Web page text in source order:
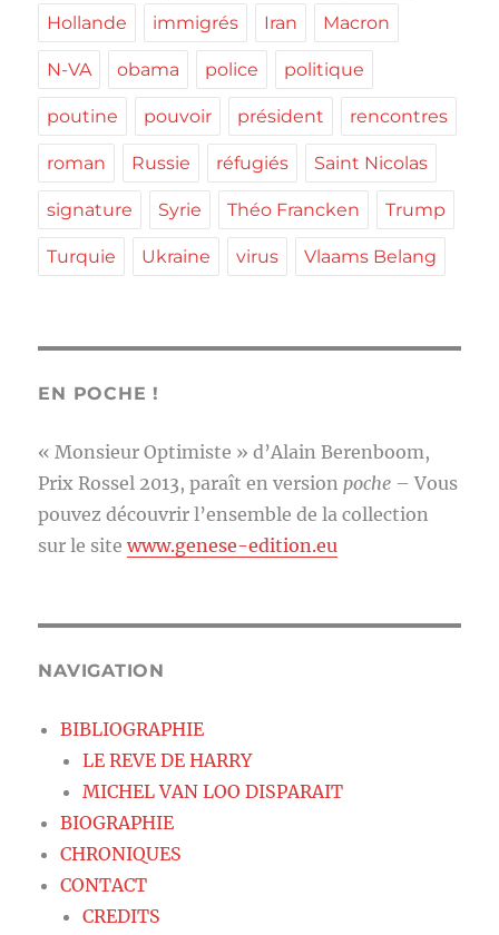
Hollande immigrés Iran Macron
N-VA obama police politique
poutine pouvoir président rencontres
roman Russie réfugiés Saint Nicolas
signature Syrie Théo Francken Trump
Turquie Ukraine virus Vlaams Belang
EN POCHE !
« Monsieur Optimiste » d’Alain Berenboom,
Prix Rossel 2013, paraît en version poche – Vous
pouvez découvrir l’ensemble de la collection
sur le sitewww.genese-edition.eu
NAVIGATION
BIBLIOGRAPHIE
LE REVE DE HARRY
MICHEL VAN LOO DISPARAIT
BIOGRAPHIE
CHRONIQUES
CONTACT
CREDITS